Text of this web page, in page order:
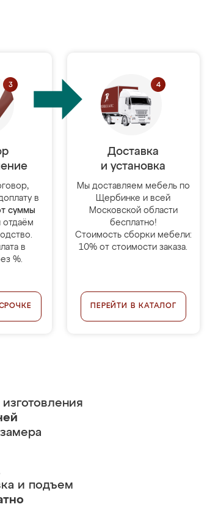
в
суммы
отдаём
в
%.
Доставка
и установка
Мы доставляем мебель по
Щербинке и всей
Московской области
бесплатно!
Стоимость сборки мебели:
10% от стоимости заказа.
ПЕРЕЙТИ В КАТАЛОГ
и подъем